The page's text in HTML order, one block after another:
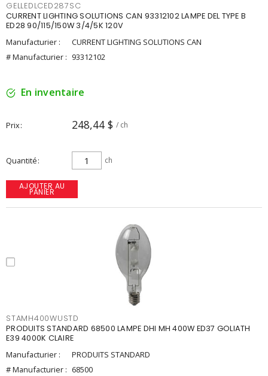
GELLEDLCED287SC
CURRENT LIGHTING SOLUTIONS CAN 93312102 LAMPE DEL TYPE B
ED28 90/115/150W 3/4/5K 120V
Manufacturier :
CURRENT LIGHTING SOLUTIONS CAN
# Manufacturier : 93312102
En inventaire
Prix 248,44 $ / ch
Quantité ch
AJOUTER AU
PANIER
STAMH400WUSTD
PRODUITS STANDARD 68500 LAMPE DHI MH 400W ED37 GOLIATH
E39 4000K CLAIRE
Manufacturier :
PRODUITS STANDARD
# Manufacturier : 68500